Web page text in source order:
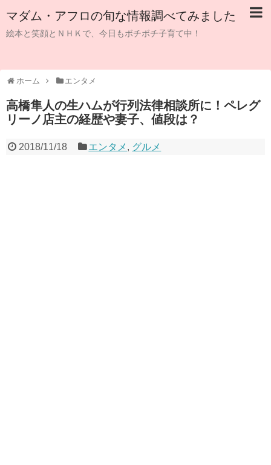
マダム・アフロの旬な情報調べてみました
絵本と笑顔とＮＨＫで、今日もボチボチ子育て中！
ホーム エンタメ
高橋隼人の生ハムが行列法律相談所に！ペレグ
リーノ店主の経歴や妻子、値段は？
2018/11/18 エンタメ , グルメ